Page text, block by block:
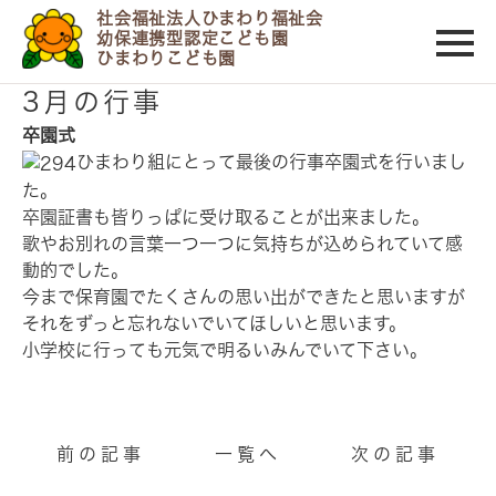
社会福祉法人ひまわり福祉会
幼保連携型認定こども園
ひまわりこども園
2014/03/15
3月の行事
卒園式
ひまわり組にとって最後の行事卒園式を行いまし
た。
卒園証書も皆りっぱに受け取ることが出来ました。
歌やお別れの言葉一つ一つに気持ちが込められていて感
動的でした。
今まで保育園でたくさんの思い出ができたと思いますが
それをずっと忘れないでいてほしいと思います。
小学校に行っても元気で明るいみんでいて下さい。
前の記事 一覧へ 次の記事